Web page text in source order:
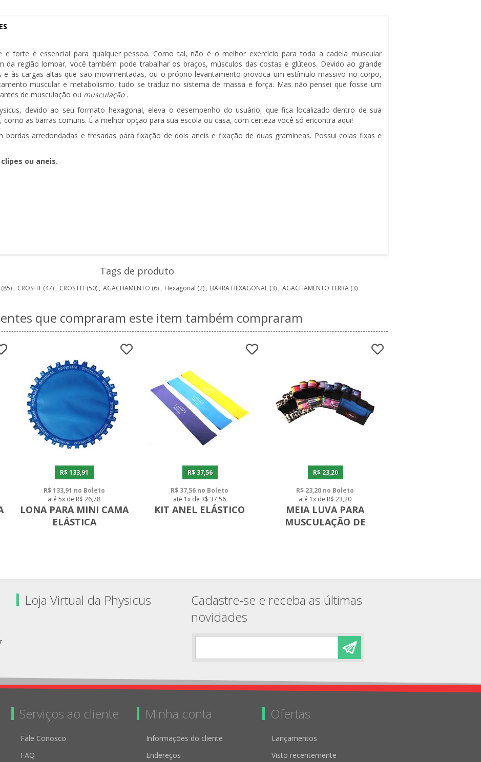
e forte é essencial para qualquer pessoa. Como tal, não é o melhor exercício para toda a cadeia muscular
da região lombar, você também pode trabalhar os braços, músculos das costas e glúteos. Devido ao grande
e às cargas altas que são movimentadas, ou o próprio levantamento provoca um estímulo massivo no corpo,
muscular e metabolismo, tudo se traduz no sistema de massa e força. Mas não pensei que fosse um
de musculação ou musculação.
devido ao seu formato hexagonal, eleva o desempenho do usuário, que fica localizado dentro de sua
como as barras comuns. É a melhor opção para sua escola ou casa, com certeza você só encontra aqui!
bordas arredondadas e fresadas para fixação de dois aneis e fixação de duas gramíneas. Possui colas fixas e
ou aneis.
Tags de produto
(85) , CROSFIT (47) , CROS FIT (50) , AGACHAMENTO (6) , Hexagonal (2) , BARRA HEXAGONAL (3) , AGACHAMENTO TERRA (3)
que compraram este item também compraram
R$ 133,91
R$ 133,91 no Boleto
até 5x de R$ 26,78
LONA PARA MINI CAMA
ELÁSTICA
R$ 37,56
R$ 37,56 no Boleto
até 1x de R$ 37,56
KIT ANEL ELÁSTICO
R$ 23,20
R$ 23,20 no Boleto
até 1x de R$ 23,20
MEIA LUVA PARA
MUSCULAÇÃO DE
Loja Virtual da Physicus
Cadastre-se e receba as últimas
novidades
Serviços ao cliente
Fale Conosco
FAQ
Minha conta
Informações do cliente
Endereços
Ofertas
Lançamentos
Visto recentemente